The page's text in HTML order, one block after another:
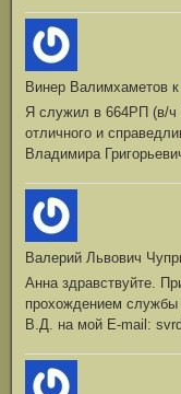
Винер Валимхаметов к
Я служил в 664РП (в/ч
отличного и
Владимира
Валерий Львович
Анна здравствуйте.
прохождением службы
В.Д. на мой Е-mail: